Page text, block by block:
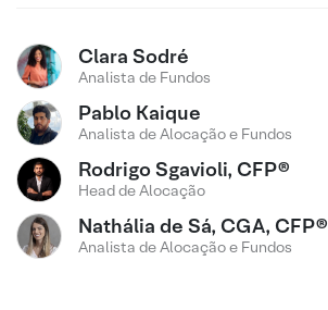
Clara Sodré
Analista de Fundos
Pablo Kaique
Analista de Alocação e Fundos
Rodrigo Sgavioli, CFP®
Head de Alocação
Nathália de Sá, CGA, CFP®
Analista de Alocação e Fundos